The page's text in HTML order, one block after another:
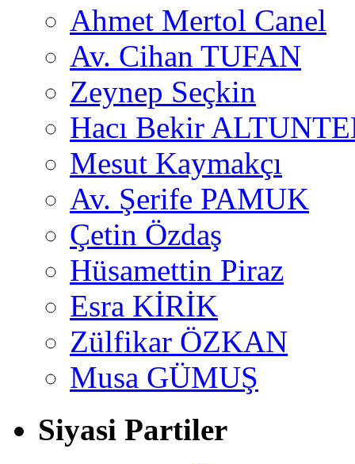
Ahmet Mertol Canel
Av. Cihan TUFAN
Zeynep Seçkin
Hacı Bekir
Mesut Kaymakçı
Av. Şerife PAMUK
Çetin Özdaş
Hüsamettin Piraz
Esra KİRİK
Zülfikar ÖZKAN
Musa GÜMUŞ
Siyasi Partiler